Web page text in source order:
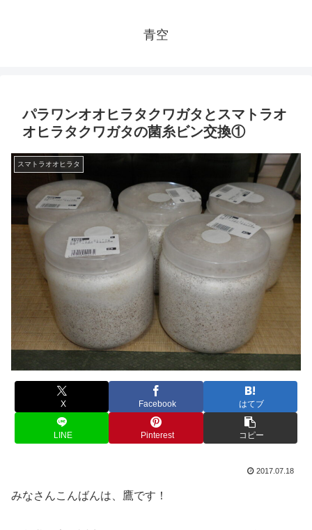
青空
パラワンオオヒラタクワガタとスマトラオ
オヒラタクワガタの菌糸ビン交換①
スマトラオオヒラタ
X Facebook はてブ
LINE Pinterest コピー
2017.07.18
みなさんこんばんは、鷹です！